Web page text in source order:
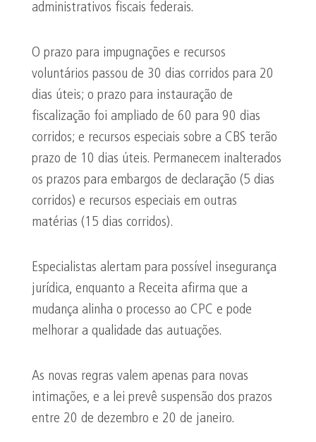
administrativos fiscais federais.
O prazo para impugnações e recursos
voluntários passou de 30 dias corridos para 20
dias úteis; o prazo para instauração de
fiscalização foi ampliado de 60 para 90 dias
corridos; e recursos especiais sobre a CBS terão
prazo de 10 dias úteis. Permanecem inalterados
os prazos para embargos de declaração (5 dias
corridos) e recursos especiais em outras
matérias (15 dias corridos).
Especialistas alertam para possível insegurança
jurídica, enquanto a Receita afirma que a
mudança alinha o processo ao CPC e pode
melhorar a qualidade das autuações.
As novas regras valem apenas para novas
intimações, e a lei prevê suspensão dos prazos
entre 20 de dezembro e 20 de janeiro.